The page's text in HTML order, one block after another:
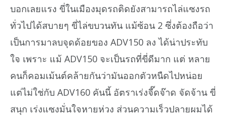
บอกเลยแรง ขี่ในเมืองมุดรถติดยังสามารถไล่แซงรถ
ทั่วไปได้สบายๆ ขี่ไล่ขบวนทัน แม้ซ้อน 2 ซึ่งต้องถือว่า
เป็นการมาลบจุดด้อยของ ADV150 ลง ได้น่าประทับ
ใจ เพราะ แม้ ADV150 จะเป็นรถที่ขี่ดีมาก แต่ หลาย
คนก็คอมเม้นต์คล้ายกันว่ามันออกตัวหนืดไปหน่อย
แต่ไม่ใช่กับ ADV160 คันนี้ อัตราเร่งจี๊ดจ๊าด จัดจ้าน ขี่
สนุก เร่งแซงมั่นใจหายห่วง ส่วนความเร็วปลายผมได้